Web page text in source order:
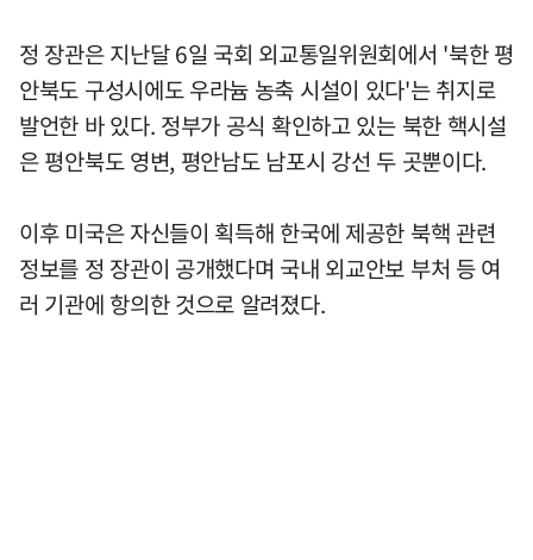
정 장관은 지난달 6일 국회 외교통일위원회에서 '북한 평
안북도 구성시에도 우라늄 농축 시설이 있다'는 취지로
발언한 바 있다. 정부가 공식 확인하고 있는 북한 핵시설
은 평안북도 영변, 평안남도 남포시 강선 두 곳뿐이다.
이후 미국은 자신들이 획득해 한국에 제공한 북핵 관련
정보를 정 장관이 공개했다며 국내 외교안보 부처 등 여
러 기관에 항의한 것으로 알려졌다.